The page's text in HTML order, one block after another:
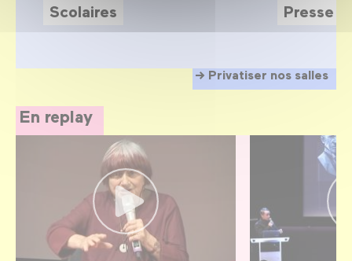
Privatiser nos salles
Scolaires Presse
En replay